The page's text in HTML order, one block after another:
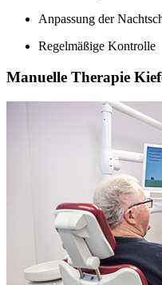
Anpassung der
Regelmäßige Kontrolle
Manuelle Therapie